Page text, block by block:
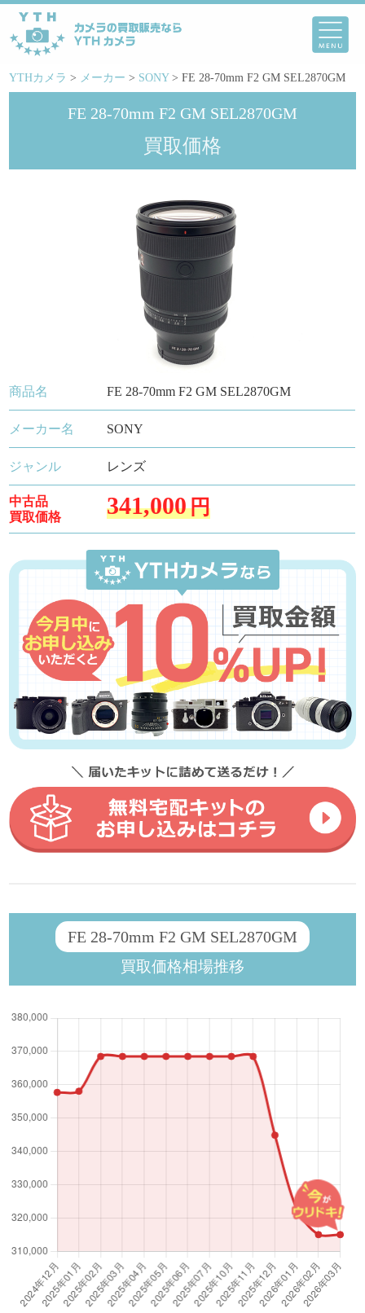
YTHカメラ > メーカー > SONY>FE 28-70mm F2 GM SEL2870GM
FE 28-70mm F2 GM SEL2870GM
買取価格
商品名 FE 28-70mm F2 GM SEL2870GM
メーカー名 SONY
ジャンル レンズ
中古品
買取価格
341,000円
FE 28-70mm F2 GM SEL2870GM
買取価格相場推移